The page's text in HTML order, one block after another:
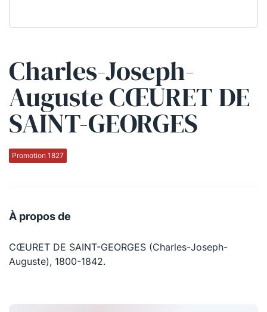
Charles-Joseph-
Auguste CŒURET DE
SAINT-GEORGES
Promotion 1827
À propos de
CŒURET DE SAINT-GEORGES (Charles-Joseph-
Auguste), 1800-1842.
Qui sommes-nous ?
La Conférence
La Conférence de Renfort
La défense pénale
La Conférence Berryer
La Petite Conférence